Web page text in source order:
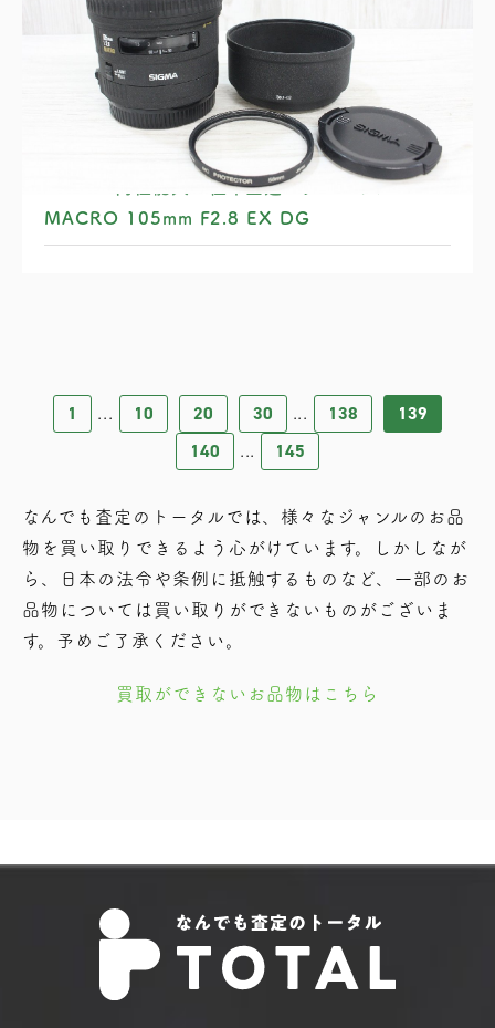
SIGMA 高性能大口径中望遠マクロレンズ
MACRO 105mm F2.8 EX DG
1 ... 10 20 30 ... 138
139
140
... 145
なんでも査定のトータルでは、様々なジャンルのお品
物を買い取りできるよう⼼がけています。しかしなが
ら、⽇本の法令や条例に抵触するものなど、⼀部のお
品物については買い取りができないものがございま
す。予めご了承ください。
買取ができないお品物はこちら